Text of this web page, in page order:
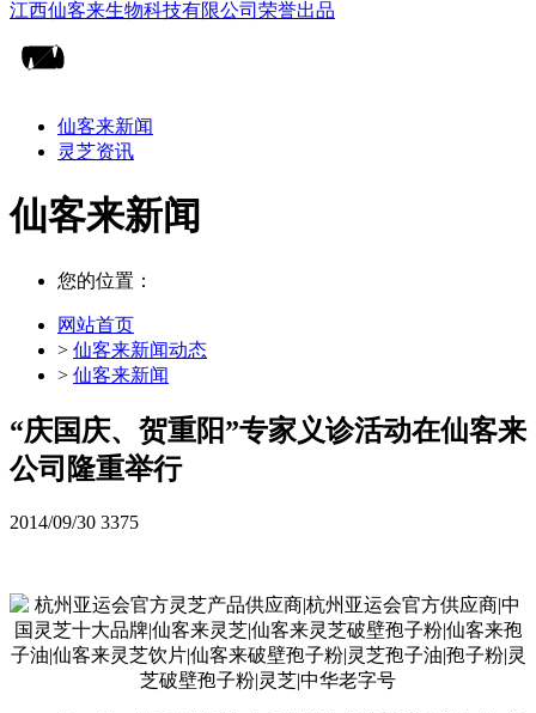
仙客来新闻
灵芝资讯
仙客来新闻
您的位置：
网站首页
> 仙客来新闻动态
> 仙客来新闻
“庆国庆、贺重阳”专家义诊活动在仙客来
公司隆重举行
2014/09/30 3375